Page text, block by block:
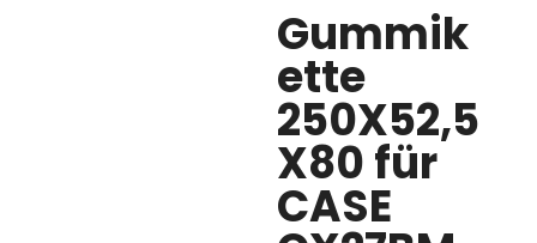
Gummik
ette
250X52,5
X80 für
CASE